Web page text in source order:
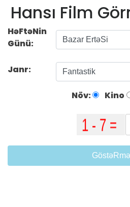
Hansı Film
HəFtəNin
Günü:
Janr:
Növ: Kino